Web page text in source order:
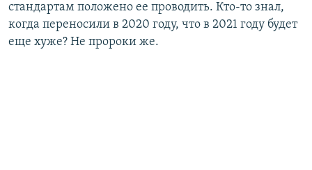
стандартам положено ее проводить. Кто-то знал,
когда переносили в 2020 году, что в 2021 году будет
еще хуже? Не пророки же.